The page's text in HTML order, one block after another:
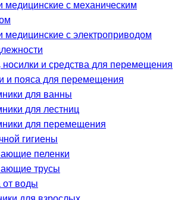
медицинские с механическим
медицинские с электроприводом
и средства для перемещения
и пояса для перемещения
для ванны
для лестниц
для перемещения
гигиены
пеленки
трусы
воды